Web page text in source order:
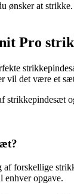
ønsker at
Pro
vil det være et
strikkepindesæt
forskellige
enhver opgave.